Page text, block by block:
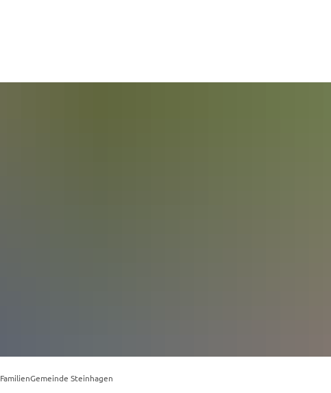
FamilienGemeinde Steinhagen